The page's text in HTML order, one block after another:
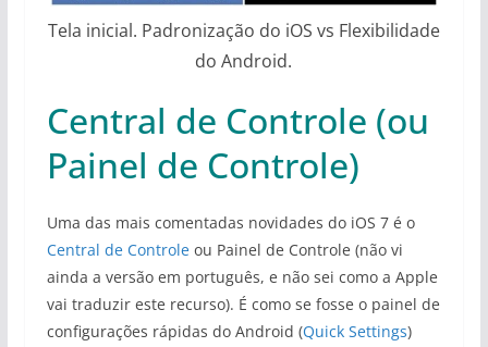
Tela inicial. Padronização do iOS vs Flexibilidade
do Android.
Central de Controle (ou
Painel de Controle)
Uma das mais comentadas novidades do iOS 7 é o
Central de Controleou Painel de Controle (não vi
ainda a versão em português, e não sei como a Apple
vai traduzir este recurso). É como se fosse o painel de
configurações rápidas do Android (Quick Settings)